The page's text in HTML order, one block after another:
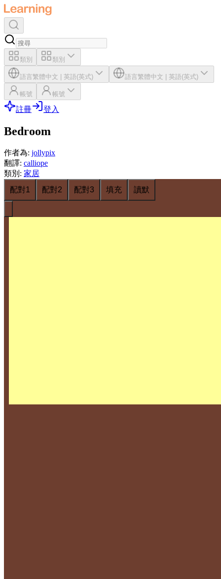
類別 類別
語言繁體中文 英語(英式) 語言繁體中文 英語(英式)
帳號 帳號
註冊 登入
Bedroom
作者為: jollypix
翻譯: calliope
類別 : 家居
配對1
配對2 配對3 填充 讀默